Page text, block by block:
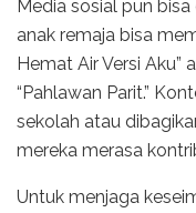
Media sosial pun
anak remaja bisa
Hemat Air Versi
“Pahlawan Parit.”
sekolah atau
mereka merasa
Untuk menjaga